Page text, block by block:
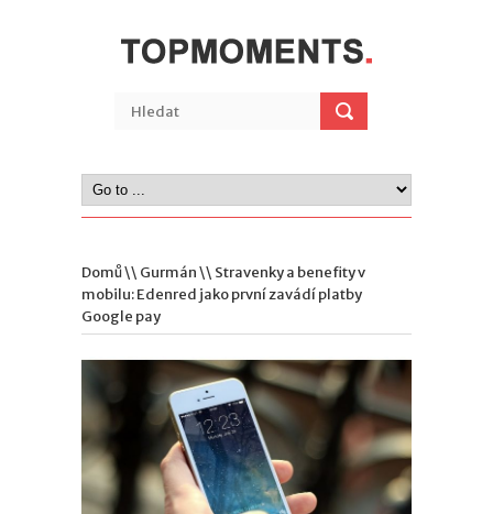
Domů\\ Gurmán\\ Stravenky a benefity v
mobilu: Edenred jako první zavádí platby
Google pay